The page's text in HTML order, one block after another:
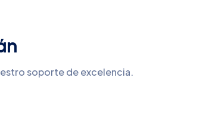
soporte de excelencia.